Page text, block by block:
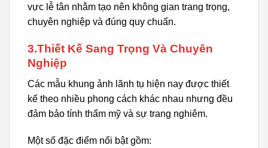
vực lễ tân nhằm tạo nên không gian trang trọng,
chuyên nghiệp và đúng quy chuẩn.
3.Thiết Kế Sang Trọng Và Chuyên
Nghiệp
Các mẫu khung ảnh lãnh tụ hiện nay được thiết
kế theo nhiều phong cách khác nhau nhưng đều
đảm bảo tính thẩm mỹ và sự trang nghiêm.
Một số đặc điểm nổi bật gồm: